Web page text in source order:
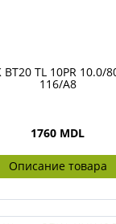
BT20 TL 10PR 10.0/
116/A8
1760 MDL
Описание товара